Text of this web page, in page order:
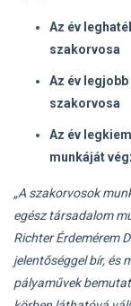
Az év
szakorvosa
Az év
szakorvosa
Az év
munkáját
„A szakorvosok
egész társadalom
Richter Érdemérem
jelentőséggel bír, és
pályaművek